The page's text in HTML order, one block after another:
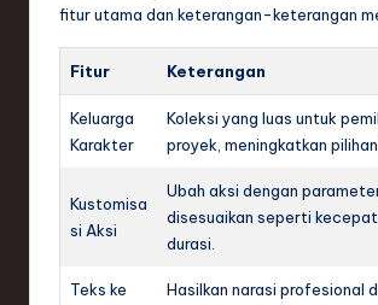
fitur utama dan keterangan-keterangan
Fitur Keterangan
Keluarga
Karakter
Koleksi yang luas untuk
proyek, meningkatkan
Kustomisa
si Aksi
Ubah aksi dengan
disesuaikan seperti
durasi.
Teks ke
Hasilkan narasi profesional